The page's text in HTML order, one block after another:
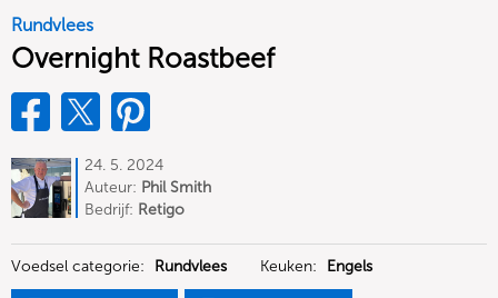
Rundvlees
Overnight Roastbeef
24. 5. 2024
Auteur: Phil Smith
Bedrijf: Retigo
Voedsel categorie: Rundvlees Keuken: Engels